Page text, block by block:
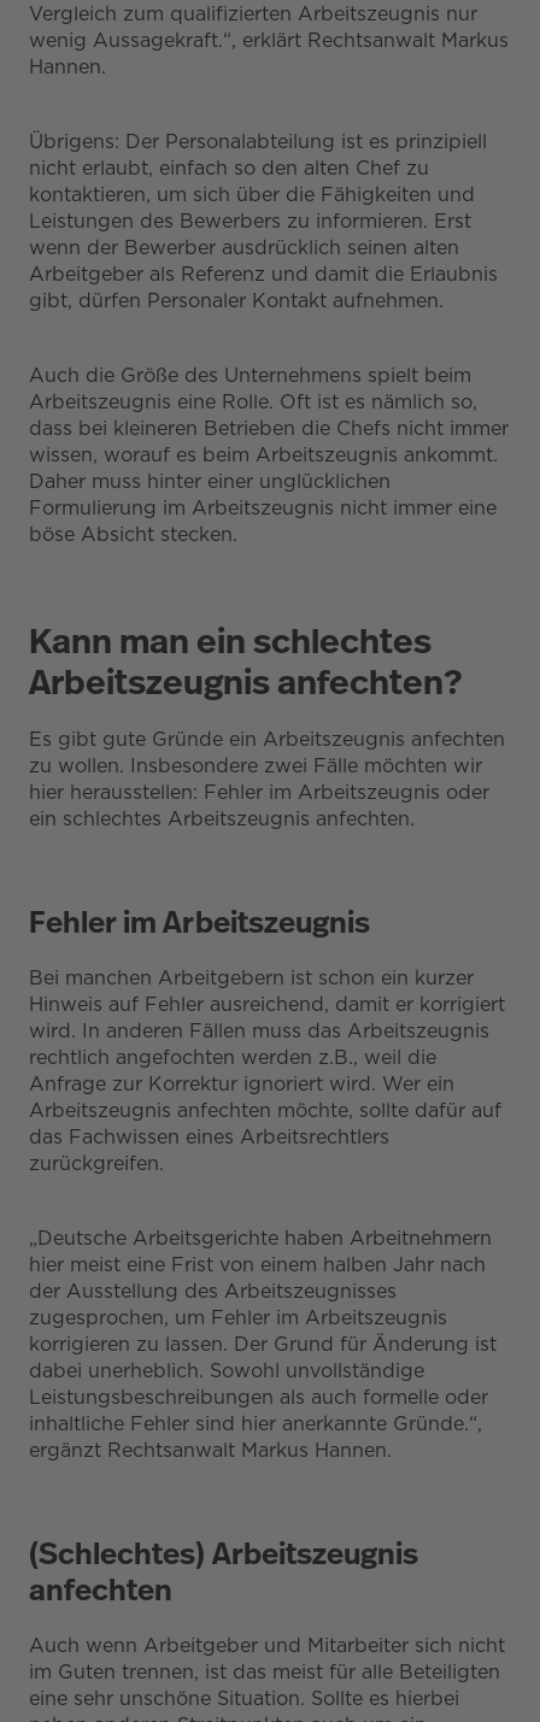
Vergleich zum qualifizierten Arbeitszeugnis nur
wenig Aussagekraft.“, erklärt Rechtsanwalt Markus
Hannen.
Übrigens: Der Personalabteilung ist es prinzipiell
nicht erlaubt, einfach so den alten Chef zu
kontaktieren, um sich über die Fähigkeiten und
Leistungen des Bewerbers zu informieren. Erst
wenn der Bewerber ausdrücklich seinen alten
Arbeitgeber als Referenz und damit die Erlaubnis
gibt, dürfen Personaler Kontakt aufnehmen.
Auch die Größe des Unternehmens spielt beim
Arbeitszeugnis eine Rolle. Oft ist es nämlich so,
dass bei kleineren Betrieben die Chefs nicht immer
wissen, worauf es beim Arbeitszeugnis ankommt.
Daher muss hinter einer unglücklichen
Formulierung im Arbeitszeugnis nicht immer eine
böse Absicht stecken.
Kann man ein schlechtes
Arbeitszeugnis anfechten?
Es gibt gute Gründe ein Arbeitszeugnis anfechten
zu wollen. Insbesondere zwei Fälle möchten wir
hier herausstellen: Fehler im Arbeitszeugnis oder
ein schlechtes Arbeitszeugnis anfechten.
Fehler im Arbeitszeugnis
Bei manchen Arbeitgebern ist schon ein kurzer
Hinweis auf Fehler ausreichend, damit er korrigiert
wird. In anderen Fällen muss das Arbeitszeugnis
rechtlich angefochten werden z.B., weil die
Anfrage zur Korrektur ignoriert wird. Wer ein
Arbeitszeugnis anfechten möchte, sollte dafür auf
das Fachwissen eines Arbeitsrechtlers
zurückgreifen.
„Deutsche Arbeitsgerichte haben Arbeitnehmern
hier meist eine Frist von einem halben Jahr nach
der Ausstellung des Arbeitszeugnisses
zugesprochen, um Fehler im Arbeitszeugnis
korrigieren zu lassen. Der Grund für Änderung ist
dabei unerheblich. Sowohl unvollständige
Leistungsbeschreibungen als auch formelle oder
inhaltliche Fehler sind hier anerkannte Gründe.“,
ergänzt Rechtsanwalt Markus Hannen.
(Schlechtes) Arbeitszeugnis
anfechten
Auch wenn Arbeitgeber und Mitarbeiter sich nicht
im Guten trennen, ist das meist für alle Beteiligten
eine sehr unschöne Situation. Sollte es hierbei